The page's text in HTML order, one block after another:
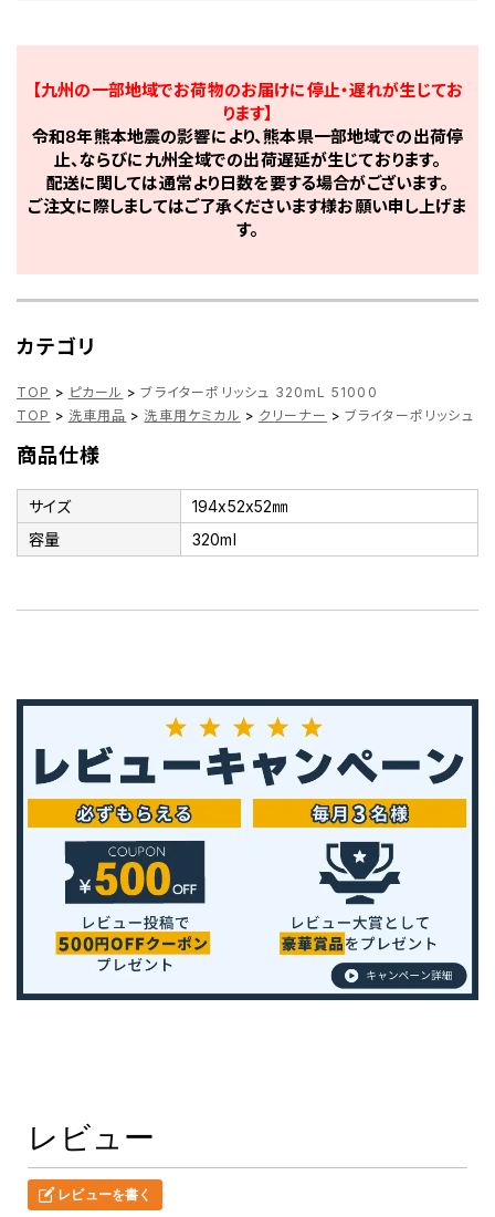
【九州の一部地域でお荷物のお届けに停止・遅れが生じてお
ります】
令和8年熊本地震の影響により、熊本県一部地域での出荷停
止、ならびに九州全域での出荷遅延が生じております。
配送に関しては通常より日数を要する場合がございます。
ご注文に際しましてはご了承くださいます様お願い申し上げま
す。
カテゴリ
TOP > ピカール > ブライターポリッシュ 320mL 51000
TOP > 洗車用品 > 洗車用ケミカル > クリーナー > ブライターポリッシュ
商品仕様
サイズ
194x52x52㎜
容量
320ml
レビュー
レビューを書く